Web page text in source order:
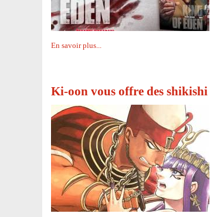
En savoir plus...
Ki-oon vous offre des shikishi